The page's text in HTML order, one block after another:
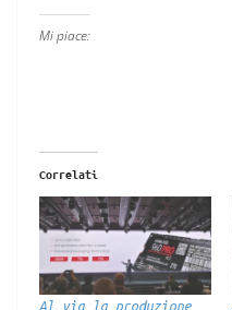
Mi piace:
Correlati
Al via la produzione